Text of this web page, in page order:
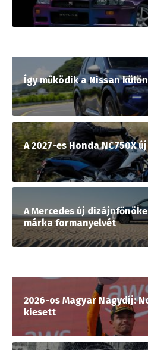
Így működik a Nissan
A 2027-es Honda NC750X
A Mercedes új
márka formanyelvét
2026-os Magyar Nagydíj:
kiesett